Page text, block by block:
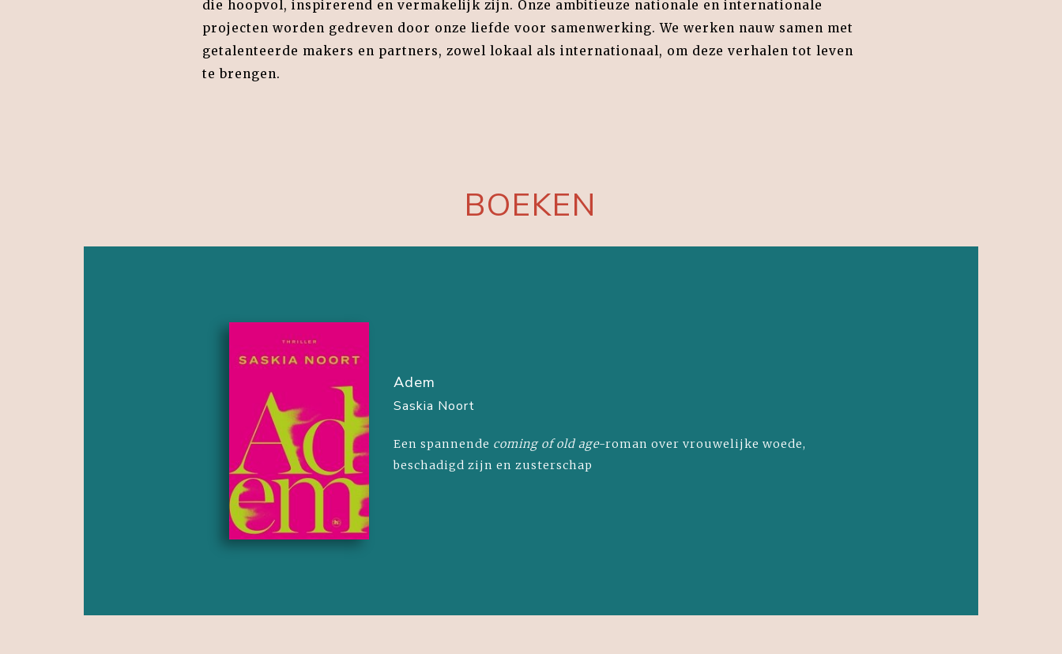
die hoopvol, inspirerend en vermakelijk zijn. Onze ambitieuze nationale en internationale
projecten worden gedreven door onze liefde voor samenwerking. We werken nauw samen met
getalenteerde makers en partners, zowel lokaal als internationaal, om deze verhalen tot leven
te brengen.
BOEKEN
Adem
Saskia Noort
Een spannende coming of old age-roman over vrouwelijke woede,
beschadigd zijn en zusterschap